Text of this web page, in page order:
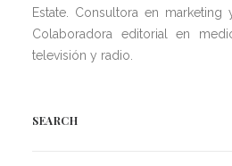
Estate. Consultora en marketing
Colaboradora editorial en
televisión y radio.
SEARCH